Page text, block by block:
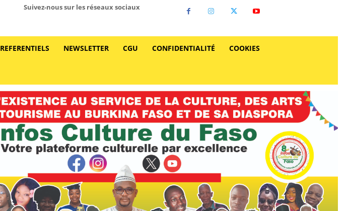
Suivez-nous sur les réseaux sociaux
REFERENTIELS NEWSLETTER CGU CONFIDENTIALITÉ COOKIES